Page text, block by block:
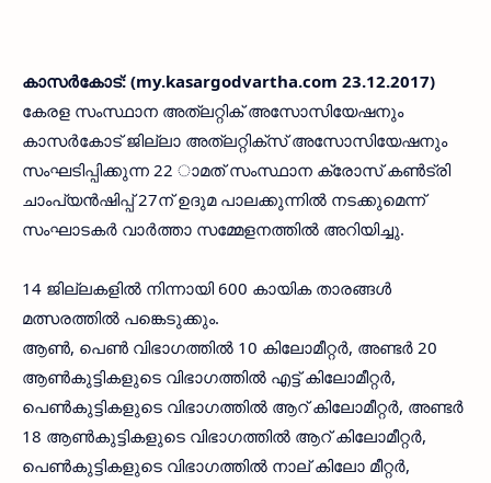
കാസര്‍കോട്: (my.kasargodvartha.com 23.12.2017)
കേരള സംസ്ഥാന അത്‌ലറ്റിക് അസോസിയേഷനും
കാസര്‍കോട് ജില്ലാ അത്‌ലറ്റിക്‌സ് അസോസിയേഷനും
സംഘടിപ്പിക്കുന്ന 22 ാമത് സംസ്ഥാന ക്രോസ് കണ്‍ട്രി
ചാംപ്യന്‍ഷിപ്പ് 27ന് ഉദുമ പാലക്കുന്നില്‍ നടക്കുമെന്ന്
സംഘാടകര്‍ വാര്‍ത്താ സമ്മേളനത്തില്‍ അറിയിച്ചു.
14 ജില്ലകളില്‍ നിന്നായി 600 കായിക താരങ്ങള്‍
മത്സരത്തില്‍ പങ്കെടുക്കും.
ആണ്‍, പെണ്‍ വിഭാഗത്തില്‍ 10 കിലോമീറ്റര്‍, അണ്ടര്‍ 20
ആണ്‍കുട്ടികളുടെ വിഭാഗത്തില്‍ എട്ട് കിലോമീറ്റര്‍,
പെണ്‍കുട്ടികളുടെ വിഭാഗത്തില്‍ ആറ് കിലോമീറ്റര്‍, അണ്ടര്‍
18 ആണ്‍കുട്ടികളുടെ വിഭാഗത്തില്‍ ആറ് കിലോമീറ്റര്‍,
പെണ്‍കുട്ടികളുടെ വിഭാഗത്തില്‍ നാല് കിലോ മീറ്റര്‍,